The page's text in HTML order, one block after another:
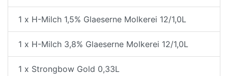
1 x H-Milch 1,5% Glaeserne Molkerei 12/1,0L
1 x H-Milch 3,8% Glaeserne Molkerei 12/1,0L
1 x Strongbow Gold 0,33L